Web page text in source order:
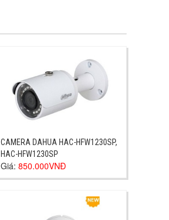
CAMERA DAHUA HAC-HFW1230SP,
HAC-HFW1230SP
Giá: 850.000VNĐ